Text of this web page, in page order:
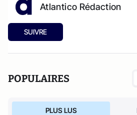
Atlantico Rédaction
SUIVRE
POPULAIRES
PLUS LUS